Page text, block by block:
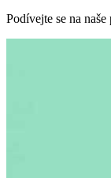
Podívejte se na